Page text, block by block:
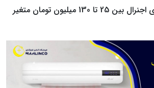
قیمت: قیمت مدل‌های اجنرال بین 25 تا 130 میلیون تومان متغیر